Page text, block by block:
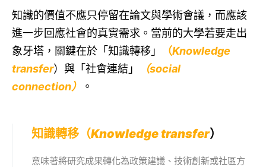
知識的價值不應只停留在論文與學術會議，而應該
進一步回應社會的真實需求。當前的大學若要走出
象牙塔，關鍵在於「知識轉移」
（Knowledge
transfer）與「社會連結」
（social
connection）
。
知識轉移（Knowledge transfer）
意味著將研究成果轉化為政策建議、技術創新或社區方